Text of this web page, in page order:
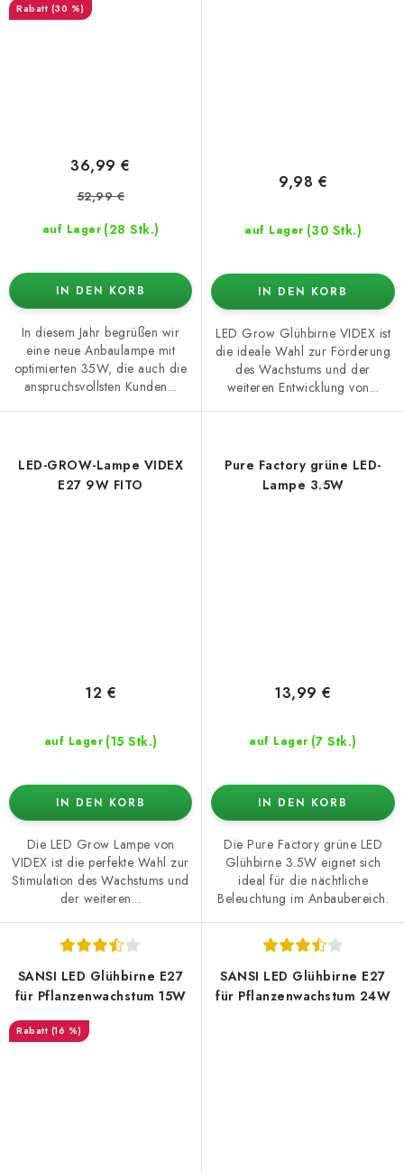
(30 %)
auf Lager (28 Stk.)
36,99 €
52,99 €
IN DEN KORB
In diesem Jahr begrüßen wir
eine neue Anbaulampe mit
optimierten 35W, die auch die
anspruchsvollsten Kunden...
auf Lager (30 Stk.)
9,98 €
IN DEN KORB
LED Grow Glühbirne VIDEX ist
die ideale Wahl zur Förderung
des Wachstums und der
weiteren Entwicklung von...
LED-GROW-Lampe VIDEX
E27 9W FITO
auf Lager (15 Stk.)
12 €
IN DEN KORB
Die LED Grow Lampe von
VIDEX ist die perfekte Wahl zur
Stimulation des Wachstums und
der weiteren...
Pure Factory grüne LED-
Lampe 3.5W
auf Lager (7 Stk.)
13,99 €
IN DEN KORB
Die Pure Factory grüne LED
Glühbirne 3.5W eignet sich
ideal für die nächtliche
Beleuchtung im Anbaubereich.
SANSI LED Glühbirne E27
für Pflanzenwachstum 15W
(16 %)
SANSI LED Glühbirne E27
für Pflanzenwachstum 24W